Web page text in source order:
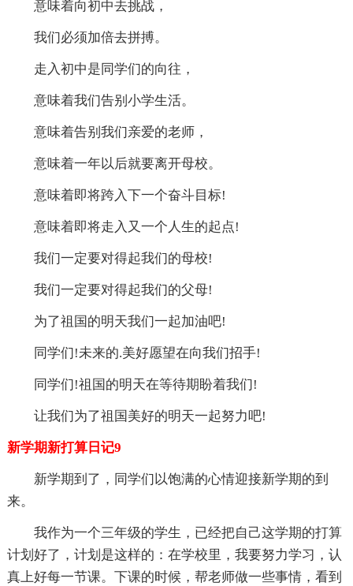
意味着向初中去挑战，
我们必须加倍去拼搏。
走入初中是同学们的向往，
意味着我们告别小学生活。
意味着告别我们亲爱的老师，
意味着一年以后就要离开母校。
意味着即将跨入下一个奋斗目标!
意味着即将走入又一个人生的起点!
我们一定要对得起我们的母校!
我们一定要对得起我们的父母!
为了祖国的明天我们一起加油吧!
同学们!未来的.美好愿望在向我们招手!
同学们!祖国的明天在等待期盼着我们!
让我们为了祖国美好的明天一起努力吧!
新学期新打算日记9
新学期到了，同学们以饱满的心情迎接新学期的到
来。
我作为一个三年级的学生，已经把自己这学期的打算
计划好了，计划是这样的：在学校里，我要努力学习，认
真上好每一节课。下课的时候，帮老师做一些事情，看到